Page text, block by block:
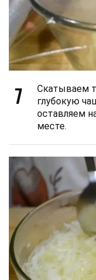
7
Скатываем
глубокую
оставляем
месте.